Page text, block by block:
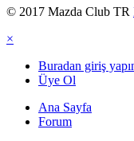
© 2017 Mazda Club TR
×
Buradan giriş
Üye Ol
Ana Sayfa
Forum